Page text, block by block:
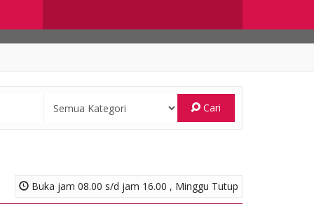
Cari
Buka jam 08.00 s/d jam 16.00 , Minggu Tutup